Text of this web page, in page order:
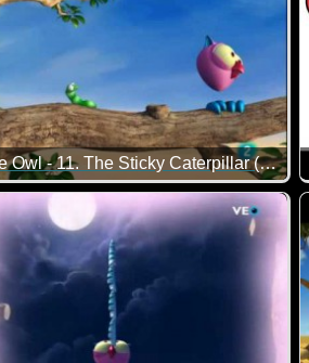
dass ein großer Gorilla vor einer
The Owl - 11. The Sticky Caterpillar (Klebrige Raupe)
hat es die Eule nur auf die